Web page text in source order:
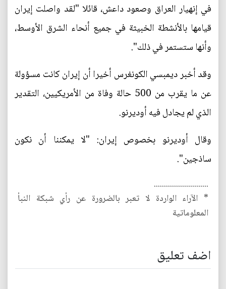
في إنهيار العراق وصعود داعش، قائلا "لقد واصلت إيران
قيامها بالأنشطة الخبيثة في جميع أنحاء الشرق الأوسط،
وأنها ستستمر في ذلك".
وقد أخبر ديمبسي الكونغرس أخيرا أن إيران كانت مسؤولة
عن ما يقرب من 500 حالة وفاة من الأمريكيين، التقدير
الذي لم يجادل فيه أوديرنو.
وقال أوديرنو بخصوص إيران: "لا يمكننا أن نكون
ساذجين".
...........................
* الآراء الواردة لا تعبر بالضرورة عن رأي شبكة النبأ
المعلوماتية
اضف تعليق